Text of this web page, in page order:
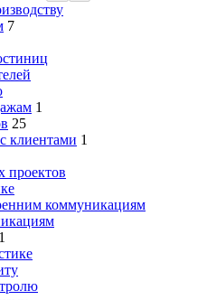
7
1
25
клиентами 1
проектов
коммуникациям
1